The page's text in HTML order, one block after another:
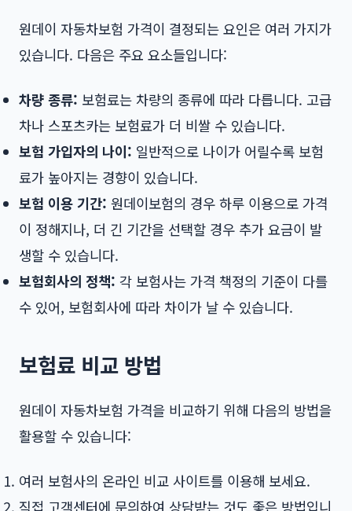
원데이 자동차보험 가격이 결정되는 요인은 여러 가지가
있습니다. 다음은 주요 요소들입니다:
차량 종류: 보험료는 차량의 종류에 따라 다릅니다. 고급
차나 스포츠카는 보험료가 더 비쌀 수 있습니다.
보험 가입자의 나이: 일반적으로 나이가 어릴수록 보험
료가 높아지는 경향이 있습니다.
보험 이용 기간: 원데이보험의 경우 하루 이용으로 가격
이 정해지나, 더 긴 기간을 선택할 경우 추가 요금이 발
생할 수 있습니다.
보험회사의 정책: 각 보험사는 가격 책정의 기준이 다를
수 있어, 보험회사에 따라 차이가 날 수 있습니다.
보험료 비교 방법
원데이 자동차보험 가격을 비교하기 위해 다음의 방법을
활용할 수 있습니다:
여러 보험사의 온라인 비교 사이트를 이용해 보세요.
직접 고객센터에 문의하여 상담받는 것도 좋은 방법입니